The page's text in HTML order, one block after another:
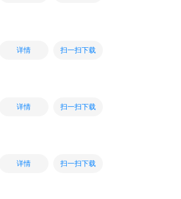
详情 扫一扫下载
详情 扫一扫下载
详情 扫一扫下载